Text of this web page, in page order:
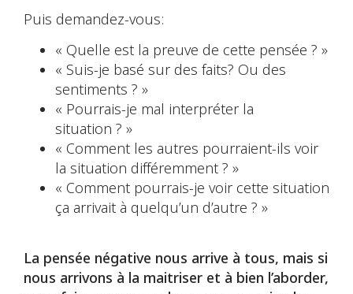
Puis demandez-vous:
« Quelle est la preuve de cette pensée ? »
« Suis-je basé sur des faits? Ou des
sentiments ? »
« Pourrais-je mal interpréter la
situation ? »
« Comment les autres pourraient-ils voir
la situation différemment ? »
« Comment pourrais-je voir cette situation
ça arrivait à quelqu’un d’autre ? »
La pensée négative nous arrive à tous, mais si
nous arrivons à la maitriser et à bien l’aborder,